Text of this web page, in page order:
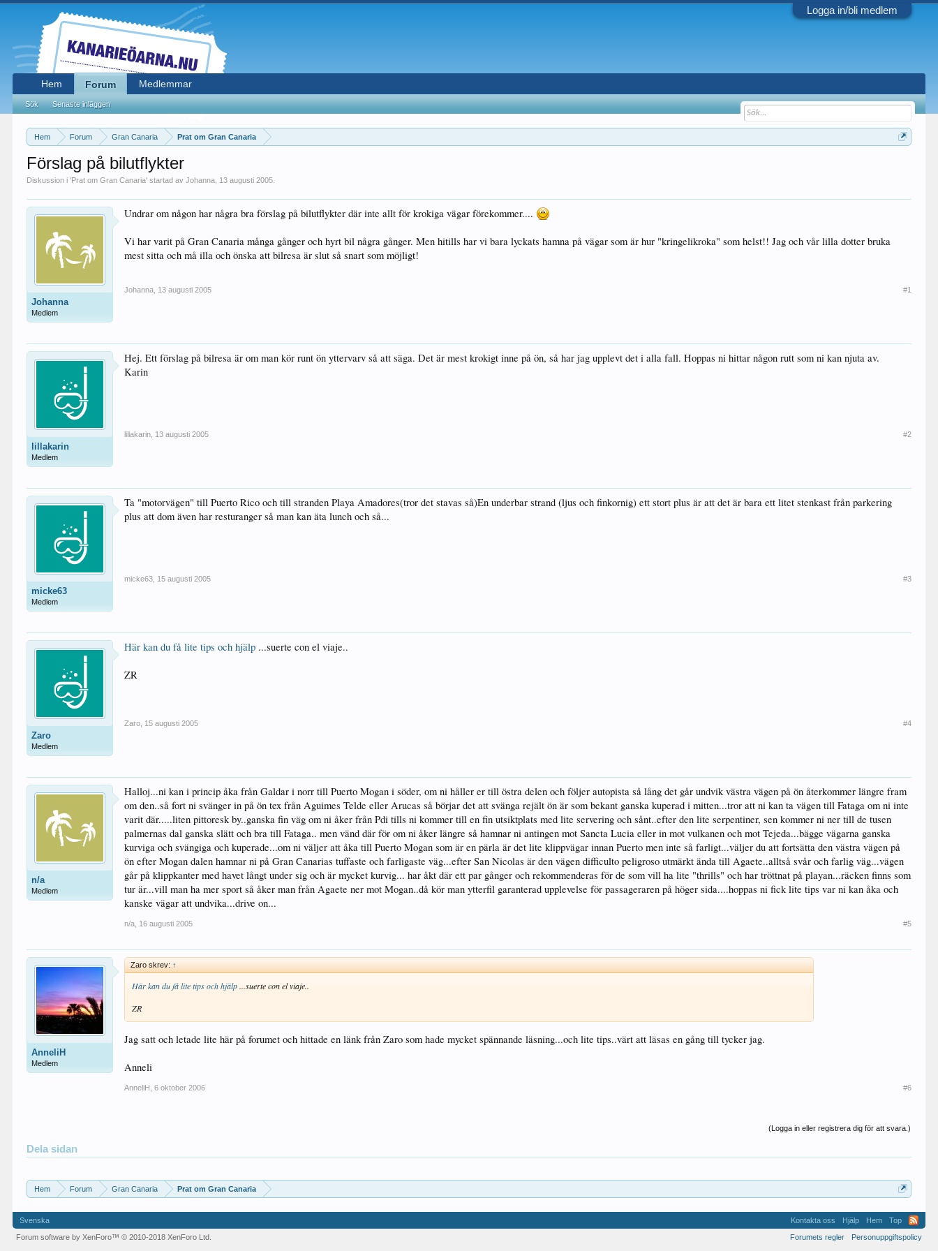
Logga in/bli medlem
Hem Forum Gran Canaria Prat om Gran Canaria
Förslag på bilutflykter
Diskussion i 'Prat om Gran Canaria' startad avJohanna 13 augusti 2005
Johanna
Medlem
Undrar om någon har några bra förslag på bilutflykter där inte allt för krokiga vägar förekommer....
Vi har varit på Gran Canaria många gånger och hyrt bil några gånger. Men hitills har vi bara lyckats hamna på vägar som är hur "kringelikroka" som helst!! Jag och vår lilla dotter bruka
mest sitta och må illa och önska att bilresa är slut så snart som möjligt!
Johanna 13 augusti 2005 #1
lillakarin
Medlem
Hej. Ett förslag på bilresa är om man kör runt ön yttervarv så att säga. Det är mest krokigt inne på ön, så har jag upplevt det i alla fall. Hoppas ni hittar någon rutt som ni kan njuta av.
Karin
lillakarin 13 augusti 2005 #2
micke63
Medlem
Ta "motorvägen" till Puerto Rico och till stranden Playa Amadores(tror det stavas så)En underbar strand (ljus och finkornig) ett stort plus är att det är bara ett litet stenkast från parkering
plus att dom även har resturanger så man kan äta lunch och så...
micke63 15 augusti 2005 #3
Zaro
Medlem
Här kan du få lite tips och hjälp ...suerte con el viaje..
ZR
Zaro 15 augusti 2005 #4
n/a
Medlem
Halloj...ni kan i princip åka från Galdar i norr till Puerto Mogan i söder, om ni håller er till östra delen och följer autopista så lång det går undvik västra vägen på ön återkommer längre fram
om den..så fort ni svänger in på ön tex från Aguimes Telde eller Arucas så börjar det att svänga rejält ön är som bekant ganska kuperad i mitten...tror att ni kan ta vägen till Fataga om ni inte
varit där.....liten pittoresk by..ganska fin väg om ni åker från Pdi tills ni kommer till en fin utsiktplats med lite servering och sånt..efter den lite serpentiner, sen kommer ni ner till de tusen
palmernas dal ganska slätt och bra till Fataga.. men vänd där för om ni åker längre så hamnar ni antingen mot Sancta Lucia eller in mot vulkanen och mot Tejeda...bägge vägarna ganska
kurviga och svängiga och kuperade...om ni väljer att åka till Puerto Mogan som är en pärla är det lite klippvägar innan Puerto men inte så farligt...väljer du att fortsätta den västra vägen på
ön efter Mogan dalen hamnar ni på Gran Canarias tuffaste och farligaste väg...efter San Nicolas är den vägen difficulto peligroso utmärkt ända till Agaete..alltså svår och farlig väg...vägen
går på klippkanter med havet långt under sig och är mycket kurvig... har åkt där ett par gånger och rekommenderas för de som vill ha lite "thrills" och har tröttnat på playan...räcken finns som
tur är...vill man ha mer sport så åker man från Agaete ner mot Mogan..då kör man ytterfil garanterad upplevelse för passageraren på höger sida....hoppas ni fick lite tips var ni kan åka och
kanske vägar att undvika...drive on...
n/a 16 augusti 2005 #5
AnneliH
Medlem
Zaro skrev: ↑
Här kan du få lite tips och hjälp...suerte con el viaje..
ZR
Jag satt och letade lite här på forumet och hittade en länk från Zaro som hade mycket spännande läsning...och lite tips..värt att läsas en gång till tycker jag.
Anneli
AnneliH 6 oktober 2006 #6
(Logga in eller registrera dig för att svara.)
Dela sidan
Hem Forum Gran Canaria Prat om Gran Canaria
Hem Forum
Sök Senaste inläggen
Medlemmar
Svenska Kontakta oss Hjälp Hem
Top
Forumets regler
Personuppgiftspolicy
Forum software by XenForo™© 2010-2018 XenForo Ltd.